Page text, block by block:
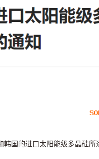
国的进口太阳能级多晶硅所